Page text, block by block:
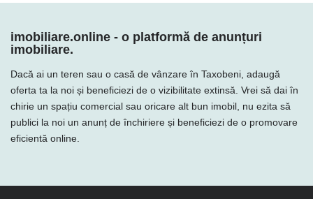
imobiliare.online - o platformă de anunțuri
imobiliare.
Dacă ai un teren sau o casă de vânzare în Taxobeni, adaugă
oferta ta la noi și beneficiezi de o vizibilitate extinsă. Vrei să dai în
chirie un spațiu comercial sau oricare alt bun imobil, nu ezita să
publici la noi un anunț de închiriere și beneficiezi de o promovare
eficientă online.